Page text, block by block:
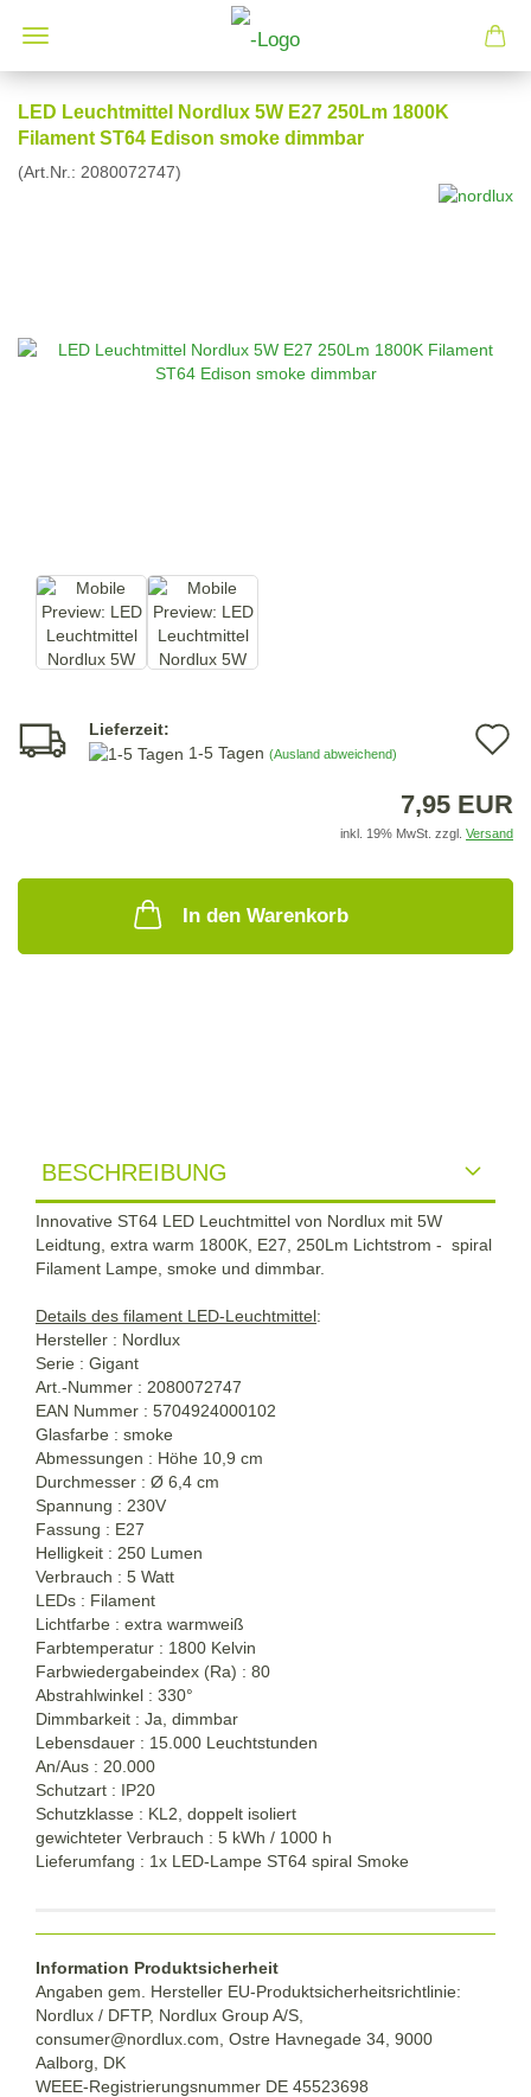
LED Leuchtmittel Nordlux 5W E27 250Lm 1800K
Filament ST64 Edison smoke dimmbar
(Art.Nr.: 2080072747)
Lieferzeit:
1-5 Tagen (Ausland abweichend)
7,95 EUR
inkl. 19% MwSt. zzgl. Versand
In den Warenkorb
BESCHREIBUNG
Innovative ST64 LED Leuchtmittel von Nordlux mit 5W
Leidtung, extra warm 1800K, E27, 250Lm Lichtstrom - spiral
Filament Lampe, smoke und dimmbar.
Details des filament LED-Leuchtmittel:
Hersteller : Nordlux
Serie : Gigant
Art.-Nummer : 2080072747
EAN Nummer : 5704924000102
Glasfarbe : smoke
Abmessungen : Höhe 10,9 cm
Durchmesser : Ø 6,4 cm
Spannung : 230V
Fassung : E27
Helligkeit : 250 Lumen
Verbrauch : 5 Watt
LEDs : Filament
Lichtfarbe : extra warmweiß
Farbtemperatur : 1800 Kelvin
Farbwiedergabeindex (Ra) : 80
Abstrahlwinkel : 330°
Dimmbarkeit : Ja, dimmbar
Lebensdauer : 15.000 Leuchtstunden
An/Aus : 20.000
Schutzart : IP20
Schutzklasse : KL2, doppelt isoliert
gewichteter Verbrauch : 5 kWh / 1000 h
Lieferumfang : 1x LED-Lampe ST64 spiral Smoke
Information Produktsicherheit
Angaben gem. Hersteller EU-Produktsicherheitsrichtlinie:
Nordlux / DFTP, Nordlux Group A/S,
consumer@nordlux.com, Ostre Havnegade 34, 9000
Aalborg, DK
WEEE-Registrierungsnummer DE 45523698